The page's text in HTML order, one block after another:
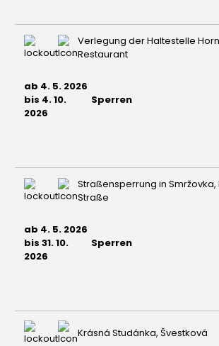
Verlegung der Haltestelle
Restaurant
ab 4. 5. 2026
bis 4. 10.
2026
Sperren
Straßensperrung in
Straße
ab 4. 5. 2026
bis 31. 10.
2026
Sperren
Krásná Studánka, Švestková